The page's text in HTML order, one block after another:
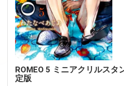
ROMEO 5 ミニアクリルスタ
定版